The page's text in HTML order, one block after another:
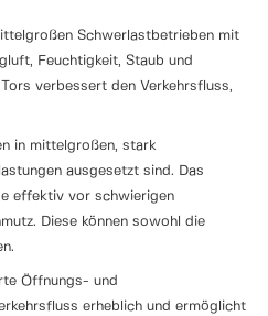
Schwerlastbetrieben mit
Feuchtigkeit, Staub und
verbessert den Verkehrsfluss,
in mittelgroßen, stark
ausgesetzt sind. Das
effektiv vor schwierigen
Diese können sowohl die
Öffnungs- und
erheblich und ermöglicht